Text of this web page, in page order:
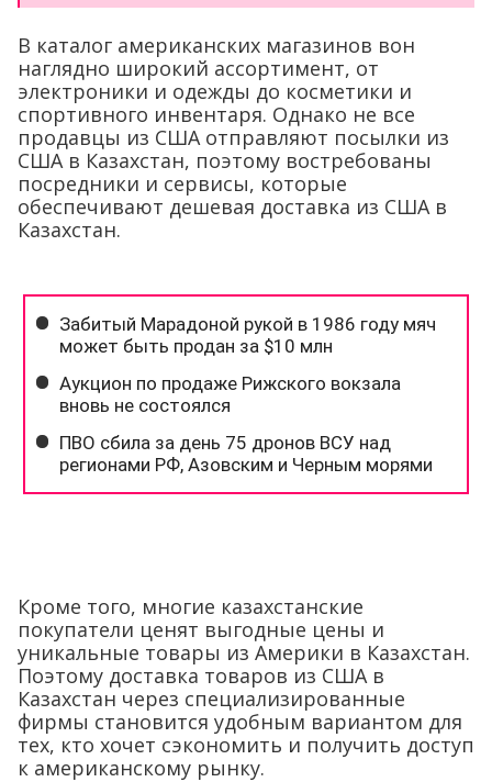
В каталог американских магазинов вон
наглядно широкий ассортимент, от
электроники и одежды до косметики и
спортивного инвентаря. Однако не все
продавцы из США отправляют посылки из
США в Казахстан, поэтому востребованы
посредники и сервисы, которые
обеспечивают дешевая доставка из США в
Казахстан.
Кроме того, многие казахстанские
покупатели ценят выгодные цены и
уникальные товары из Америки в Казахстан.
Поэтому доставка товаров из США в
Казахстан через специализированные
фирмы становится удобным вариантом для
тех, кто хочет сэкономить и получить доступ
к американскому рынку.